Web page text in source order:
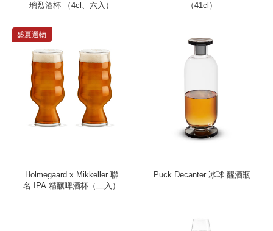
璃烈酒杯 （4cl、六入）
（41cl）
盛夏選物
Holmegaard x Mikkeller 聯
名 IPA 精釀啤酒杯（二入）
Puck Decanter 冰球 醒酒瓶